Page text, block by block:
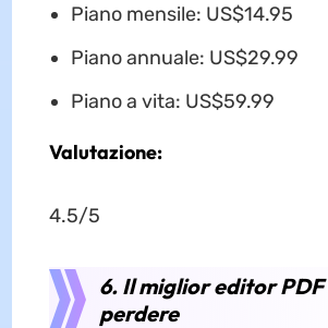
Piano mensile: US$14.95
Piano annuale: US$29.99
Piano a vita: US$59.99
Valutazione:
4.5/5
6. Il miglior editor PDF
perdere